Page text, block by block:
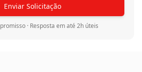
Enviar Solicitação
· Resposta em até 2h úteis